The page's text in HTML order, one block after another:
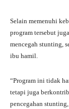
Selain memenuhi
program tersebut
mencegah stunting,
ibu hamil.
“Program ini tidak
tetapi juga
pencegahan